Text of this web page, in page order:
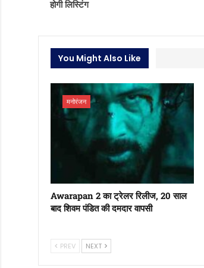
होगी लिस्टिंग
You Might Also Like
मनोरंजन
Awarapan 2 का ट्रेलर रिलीज, 20 साल
बाद शिवम पंडित की दमदार वापसी
PREV NEXT